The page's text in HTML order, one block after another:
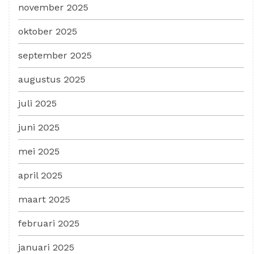
november 2025
oktober 2025
september 2025
augustus 2025
juli 2025
juni 2025
mei 2025
april 2025
maart 2025
februari 2025
januari 2025